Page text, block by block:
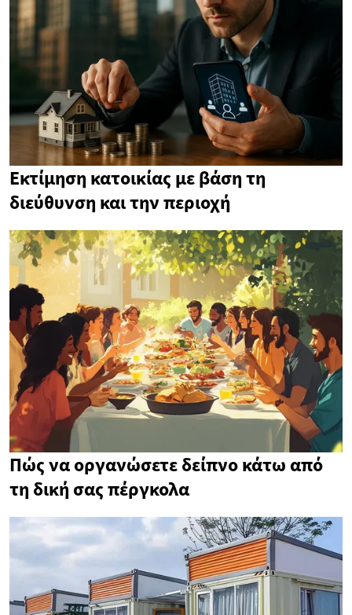
Εκτίμηση κατοικίας με βάση τη
διεύθυνση και την περιοχή
Πώς να οργανώσετε δείπνο κάτω από
τη δική σας πέργκολα